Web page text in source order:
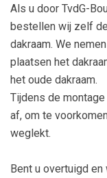
Als u door TvdG-
bestellen wij zelf
dakraam. We
plaatsen het
het oude dakraam.
Tijdens de
af, om te
weglekt.
Bent u overtuigd en